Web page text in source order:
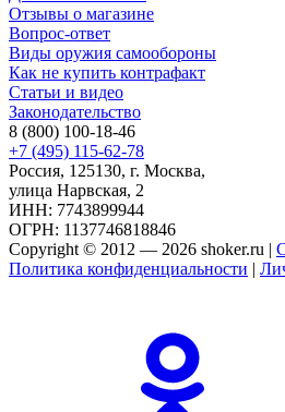
Отзывы о магазине
Вопрос-ответ
Виды оружия самообороны
Как не купить контрафакт
Статьи и видео
Законодательство
8 (800) 100-18-46
+7 (495) 115-62-78
Россия, 125130, г. Москва,
улица Нарвская, 2
ИНН: 7743899944
ОГРН: 1137746818846
Copyright © 2012 — 2026 shoker.ru |
Политика конфиденциальности |